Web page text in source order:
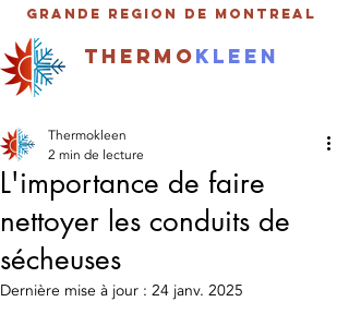
Grande Region de MOntreal
thermokleen
L'importance de faire
nettoyer les conduits de
sécheuses
Thermokleen
2 min de lecture
Dernière mise à jour : 24 janv. 2025